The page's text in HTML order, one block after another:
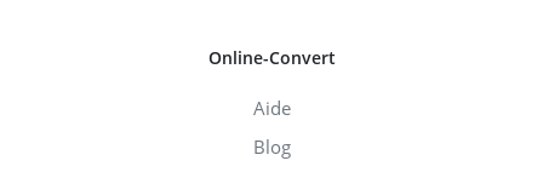
Online-Convert
Aide
Blog